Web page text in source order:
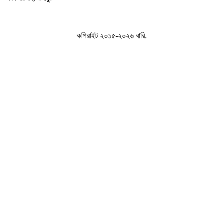
কপিরাইট ২০১৫-২০২৬ বারি.